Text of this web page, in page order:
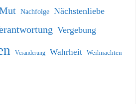
Nachfolge Nächstenliebe
Vergebung
Veränderung Wahrheit Weihnachten